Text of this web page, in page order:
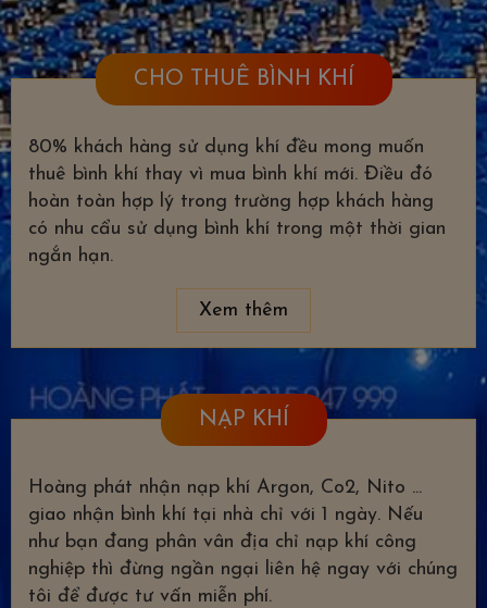
CHO THUÊ BÌNH KHÍ
80% khách hàng sử dụng khí đều mong muốn
thuê bình khí thay vì mua bình khí mới. Điều đó
hoàn toàn hợp lý trong trường hợp khách hàng
có nhu cẩu sử dụng bình khí trong một thời gian
ngắn hạn.
Xem thêm
NẠP KHÍ
Hoàng phát nhận nạp khí Argon, Co2, Nito ...
giao nhận bình khí tại nhà chỉ với 1 ngày. Nếu
như bạn đang phân vân địa chỉ nạp khí công
nghiệp thì đừng ngần ngại liên hệ ngay với chúng
tôi để được tư vấn miễn phí.